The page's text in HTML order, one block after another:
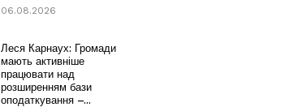
06.08.2026
Леся Карнаух: Громади
мають активніше
працювати над
розширенням бази
оподаткування –...